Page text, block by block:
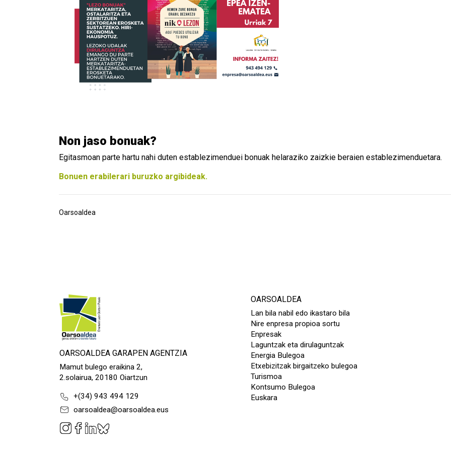
Non jaso bonuak?
Egitasmoan parte hartu nahi duten establezimenduei bonuak helaraziko zaizkie beraien establezimenduetara.
Bonuen erabilerari buruzko argibideak.
Oarsoaldea
OARSOALDEA GARAPEN AGENTZIA
Mamut bulego eraikina 2,
2.solairua, 20180 Oiartzun
+(34) 943 494 129
oarsoaldea@oarsoaldea.eus
OARSOALDEA
Lan bila nabil edo ikastaro bila
Nire enpresa propioa sortu
Enpresak
Laguntzak eta dirulaguntzak
Energia Bulegoa
Etxebizitzak birgaitzeko bulegoa
Turismoa
Kontsumo Bulegoa
Euskara